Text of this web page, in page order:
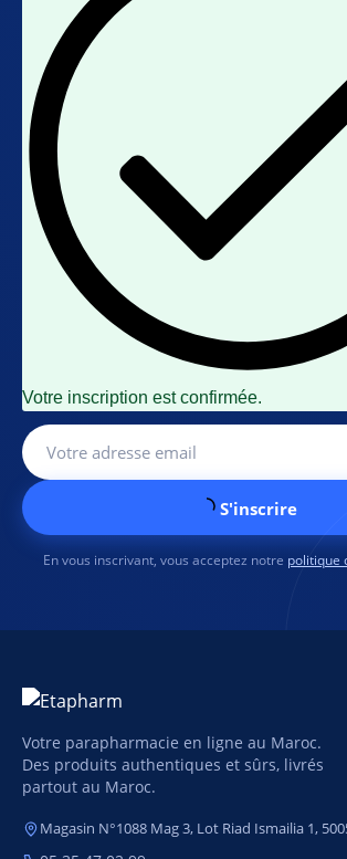
Votre inscription est confirmée.
S'inscrire
En vous inscrivant, vous acceptez notre politique
Votre parapharmacie en ligne au Maroc.
Des produits authentiques et sûrs, livrés
partout au Maroc.
Magasin N°1088 Mag 3, Lot Riad Ismailia 1,